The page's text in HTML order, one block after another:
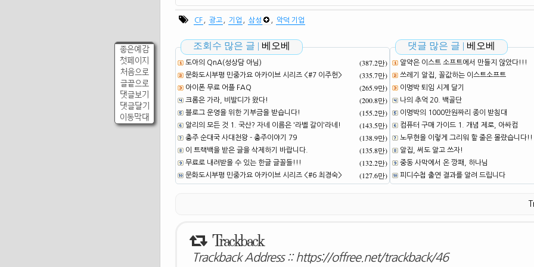
좋은예감
첫페이지
처음으로
글끝으로
댓글보기
댓글달기
이동막대
CF 광고 기업 삼성 악덕 기업
조회수 많은 글 | 베오베
도아의 QnA(성상담 아님) (387.2만)
문화도시부평 민중가요 아카이브 시리즈 <#7 이주헌> (335.7만)
아이폰 무료 어플 FAQ (265.9만)
크롬은 가라, 비발디가 왔다! (200.8만)
블로그 운영을 위한 기부금을 받습니다! (155.2만)
알리의 모든 것 1. 국산? 자네 이름은 '라벨 갈이'라네! (143.5만)
충주 순대국 사대천왕 - 충주이야기 79 (138.9만)
이 트랙백을 받은 글을 삭제하기 바랍니다. (135.8만)
무료로 내려받을 수 있는 한글 글꼴들!!! (132.2만)
문화도시부평 민중가요 아카이브 시리즈 <#6 최경숙> (127.6만)
댓글 많은 글 | 베오베
알약은 이스트 소프트에서 만들지 않았다!!!
쓰레기 알집, 꼴값하는 이스트소프트
이명박 퇴임 시계 달기
나의 추억 20. 백골단
이명박의 1000만원짜리 종이 받침대
컴퓨터 구매 가이드 1. 개념 제로, 아싸컴
노무현을 이렇게 그리워 할 줄은 몰랐습니다
알집, 써도 알고 쓰자!
중동 사막에서 온 깡패, 하나님
피디수첩 출연 결과를 알려 드립니다
Trackback
Trackback Address :: https://offree.net/trackback/46